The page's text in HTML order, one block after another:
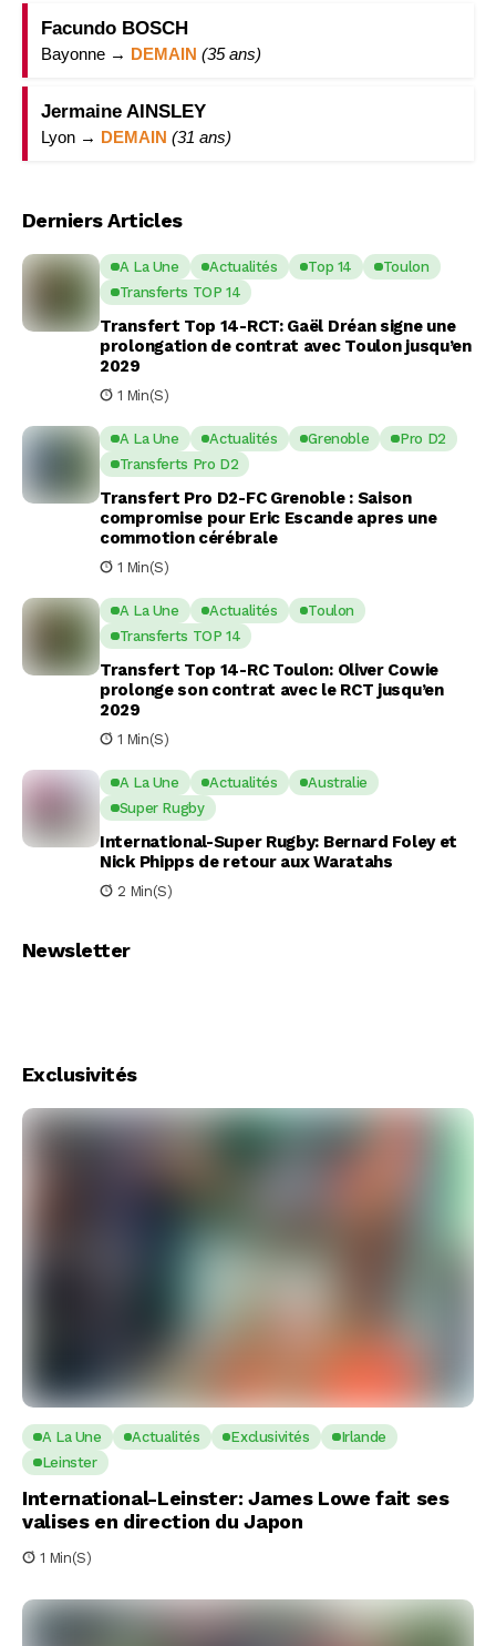
Facundo BOSCH
Bayonne → DEMAIN (35 ans)
Jermaine AINSLEY
Lyon → DEMAIN (31 ans)
Derniers Articles
A La Une Actualités Top 14
Toulon
Transferts TOP 14
Transfert Top 14-RCT: Gaël Dréan signe une
prolongation de contrat avec Toulon jusqu’en
2029
1 Min(s)
A La Une Actualités Grenoble
Pro D2
Transferts Pro D2
Transfert Pro D2-FC Grenoble : Saison
compromise pour Eric Escande apres une
commotion cérébrale
1 Min(s)
A La Une Actualités
Toulon
Transferts TOP 14
Transfert Top 14-RC Toulon: Oliver Cowie
prolonge son contrat avec le RCT jusqu’en
2029
1 Min(s)
A La Une Actualités
Australie
Super Rugby
International-Super Rugby: Bernard Foley et
Nick Phipps de retour aux Waratahs
2 Min(s)
Newsletter
Exclusivités
A La Une Actualités Exclusivités
Irlande
Leinster
International-Leinster: James Lowe fait ses
valises en direction du Japon
1 Min(s)